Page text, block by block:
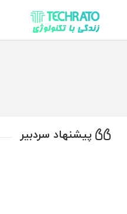
تکراتو – زندگی با تکنولوژی
پیشنهاد سردبیر